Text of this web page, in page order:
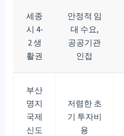
세종
시 4-
2 생
활권
안정적 임
대 수요,
공공기관
인접
부산
명지
국제
신도
저렴한 초
기 투자비
용